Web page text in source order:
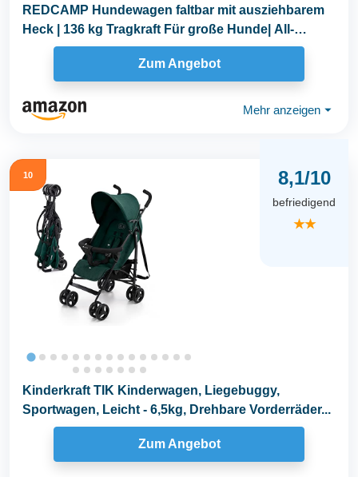
REDCAMP Hundewagen faltbar mit ausziehbarem
Heck | 136 kg Tragkraft Für große Hunde| All-
Terrain...
Zum Angebot
Mehr anzeigen ⏷
10 8,1/10
befriedigend
★★
Kinderkraft TIK Kinderwagen, Liegebuggy,
Sportwagen, Leicht - 6,5kg, Drehbare Vorderräder...
Zum Angebot